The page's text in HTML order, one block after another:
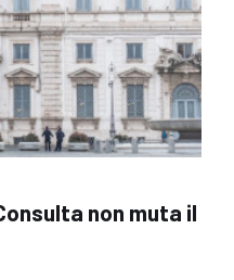
non muta il